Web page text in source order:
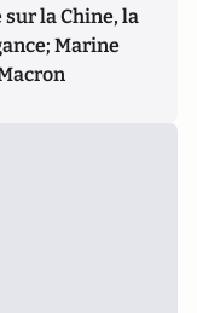
la Chine, la
Marine